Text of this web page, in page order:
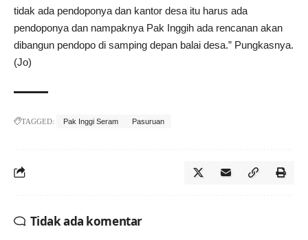
tidak ada pendoponya dan kantor desa itu harus ada
pendoponya dan nampaknya Pak Inggih ada rencanan akan
dibangun pendopo di samping depan balai desa.” Pungkasnya.
(Jo)
TAGGED: Pak Inggi Seram Pasuruan
Tidak ada komentar